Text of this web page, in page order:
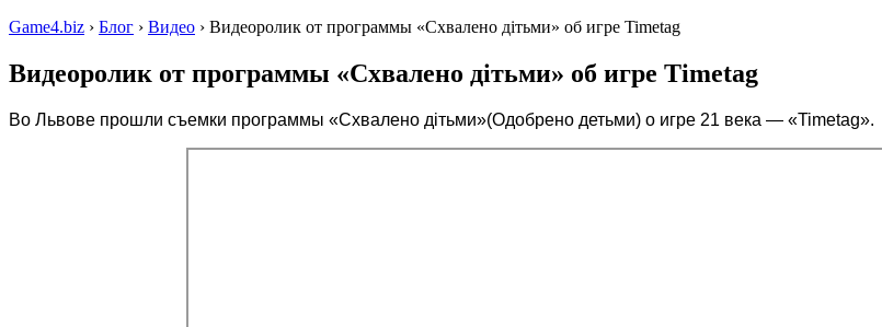
Game4.biz › Блог › Видео › Видеоролик от программы «Схвалено дітьми» об игре Timetag
Видеоролик от программы «Схвалено дітьми» об игре Timetag
Во Львове прошли съемки программы «Схвалено дітьми»(Одобрено детьми) о игре 21 века — «Timetag».